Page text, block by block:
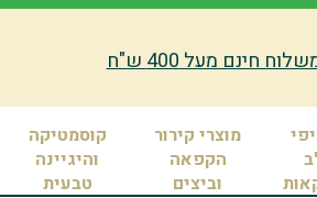
חינם מעל 400 ש"ח
מוצרי קירור
הקפאה
וביצים
קוסמטיקה
והיגיינה
טבעית